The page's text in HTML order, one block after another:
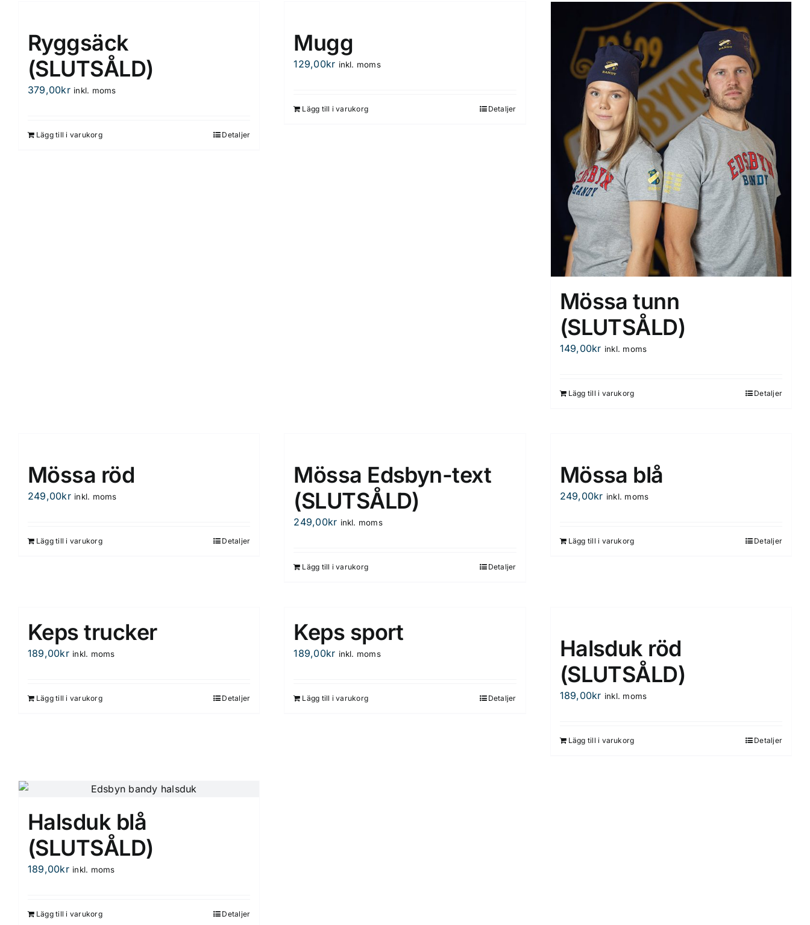
flera
varianter.
De
olika
alternativen
kan
väljas
på
produktsidan
Ryggsäck
(SLUTSÅLD)
379,00kr inkl. moms
Lägg till i varukorg Detaljer
Mugg
129,00kr inkl. moms
Lägg till i varukorg Detaljer
Mössa tunn
(SLUTSÅLD)
149,00kr inkl. moms
Lägg till i varukorg Detaljer
Mössa röd
249,00kr inkl. moms
Lägg till i varukorg Detaljer
Mössa Edsbyn-text
(SLUTSÅLD)
249,00kr inkl. moms
Lägg till i varukorg Detaljer
Mössa blå
249,00kr inkl. moms
Lägg till i varukorg Detaljer
Keps trucker
189,00kr inkl. moms
Lägg till i varukorg Detaljer
Keps sport
189,00kr inkl. moms
Lägg till i varukorg Detaljer
Halsduk röd
(SLUTSÅLD)
189,00kr inkl. moms
Lägg till i varukorg Detaljer
Halsduk blå
(SLUTSÅLD)
189,00kr inkl. moms
Lägg till i varukorg Detaljer